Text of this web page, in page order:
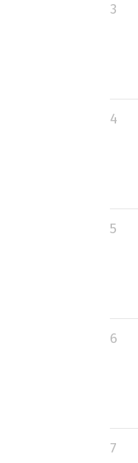
3
4
5
6
7